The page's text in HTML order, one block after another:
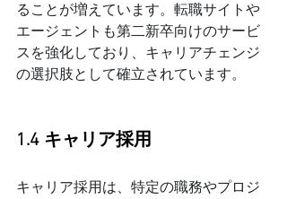
ることが増えています。転職サイトや
エージェントも第二新卒向けのサービ
スを強化しており、キャリアチェンジ
の選択肢として確立されています。
1.4 キャリア採用
キャリア採用は、特定の職務やプロジ